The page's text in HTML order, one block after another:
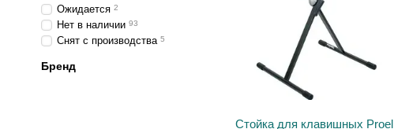
Стойка для клавишных Proel
Ожидается 2
Нет в наличии 93
Снят с производства 5
Бренд